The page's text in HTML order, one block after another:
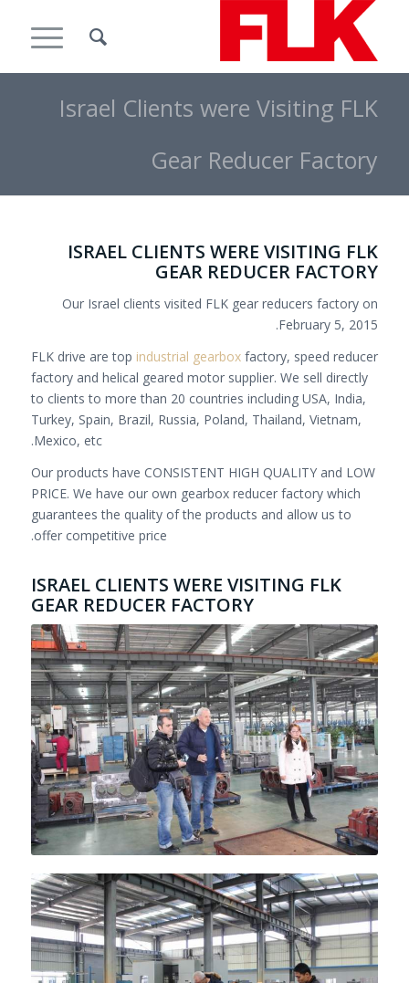
Israel Clients were Visiting FLK
Gear Reducer Factory
ISRAEL CLIENTS WERE VISITING FLK
GEAR REDUCER FACTORY
Our Israel clients visited FLK gear reducers factory on
February 5, 2015.
FLK drive are top industrial gearbox factory, speed reducer
factory and helical geared motor supplier. We sell directly
to clients to more than 20 countries including USA, India,
Turkey, Spain, Brazil, Russia, Poland, Thailand, Vietnam,
Mexico, etc.
Our products have CONSISTENT HIGH QUALITY and LOW
PRICE. We have our own gearbox reducer factory which
guarantees the quality of the products and allow us to
offer competitive price.
ISRAEL CLIENTS WERE VISITING FLK
GEAR REDUCER FACTORY